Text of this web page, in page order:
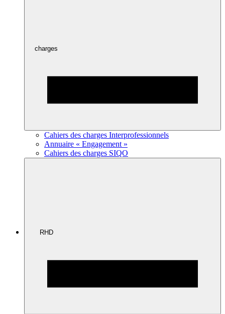
charges
Cahiers des charges Interprofessionnels
Annuaire « Engagement »
Cahiers des charges SIQO
RHD